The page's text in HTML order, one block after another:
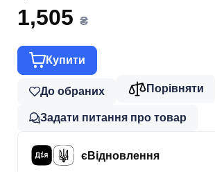
1,505 ₴
Купити
До обраних Порівняти
Задати питання про товар
єВідновлення